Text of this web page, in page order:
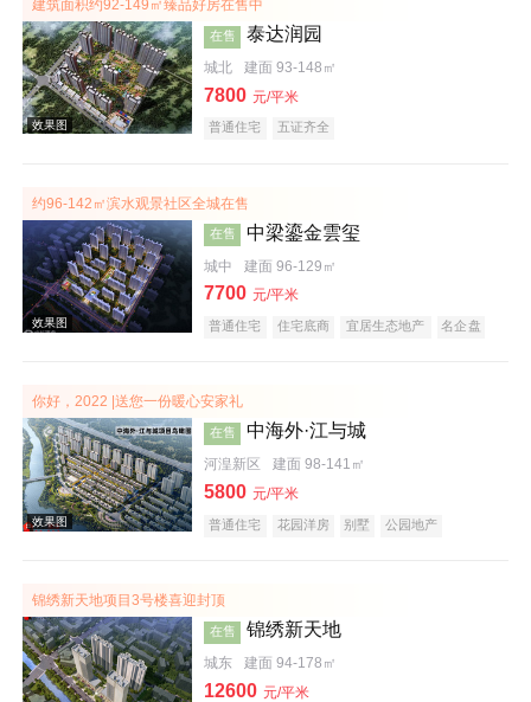
效果图
建筑面积约92-149㎡臻品好房在售中
效果图
在售 泰达润园
城北 建面 93-148㎡
7800 元/平米
普通住宅 五证齐全
约96-142㎡滨水观景社区全城在售
效果图
在售 中梁鎏金雲玺
城中 建面 96-129㎡
7700 元/平米
普通住宅 住宅底商 宜居生态地产 名企盘
你好，2022 |送您一份暖心安家礼
在售 中海外·江与城
河湟新区 建面 98-141㎡
5800 元/平米
普通住宅 花园洋房 别墅
公园地产
锦绣新天地项目3号楼喜迎封顶
在售 锦绣新天地
城东 建面 94-178㎡
12600 元/平米